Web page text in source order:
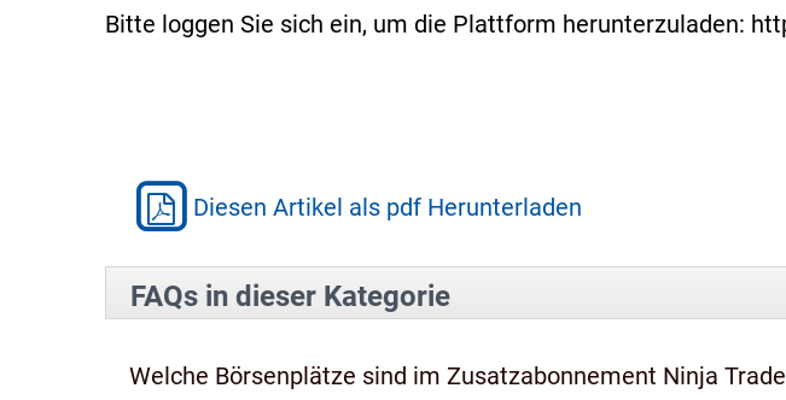
Bitte loggen Sie sich ein, um die Plattform herunterzuladen:
Diesen Artikel als pdf Herunterladen
FAQs in dieser Kategorie
Welche Börsenplätze sind im Zusatzabonnement Ninja